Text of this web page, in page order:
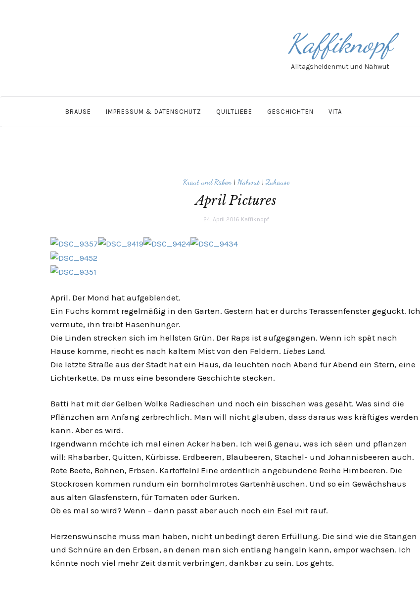
Kaffiknopf
Alltagsheldenmut und Nähwut
BRAUSE IMPRESSUM & DATENSCHUTZ QUILTLIEBE GESCHICHTEN VITA
Kraut und Rüben| Nähwut|Zuhause
April Pictures
24. April 2016 Kaffiknopf
April. Der Mond hat aufgeblendet.
Ein Fuchs kommt regelmäßig in den Garten. Gestern hat er durchs Terassenfenster geguckt. Ich
vermute, ihn treibt Hasenhunger.
Die Linden strecken sich im hellsten Grün. Der Raps ist aufgegangen. Wenn ich spät nach
Hause komme, riecht es nach kaltem Mist von den Feldern. Liebes Land.
Die letzte Straße aus der Stadt hat ein Haus, da leuchten noch Abend für Abend ein Stern, eine
Lichterkette. Da muss eine besondere Geschichte stecken.
Batti hat mit der Gelben Wolke Radieschen und noch ein bisschen was gesäht. Was sind die
Pflänzchen am Anfang zerbrechlich. Man will nicht glauben, dass daraus was kräftiges werden
kann. Aber es wird.
Irgendwann möchte ich mal einen Acker haben. Ich weiß genau, was ich säen und pflanzen
will: Rhabarber, Quitten, Kürbisse. Erdbeeren, Blaubeeren, Stachel- und Johannisbeeren auch.
Rote Beete, Bohnen, Erbsen. Kartoffeln! Eine ordentlich angebundene Reihe Himbeeren. Die
Stockrosen kommen rundum ein bornholmrotes Gartenhäuschen. Und so ein Gewächshaus
aus alten Glasfenstern, für Tomaten oder Gurken.
Ob es mal so wird? Wenn – dann passt aber auch noch ein Esel mit rauf.
Herzenswünsche muss man haben, nicht unbedingt deren Erfüllung. Die sind wie die Stangen
und Schnüre an den Erbsen, an denen man sich entlang hangeln kann, empor wachsen. Ich
könnte noch viel mehr Zeit damit verbringen, dankbar zu sein. Los gehts.